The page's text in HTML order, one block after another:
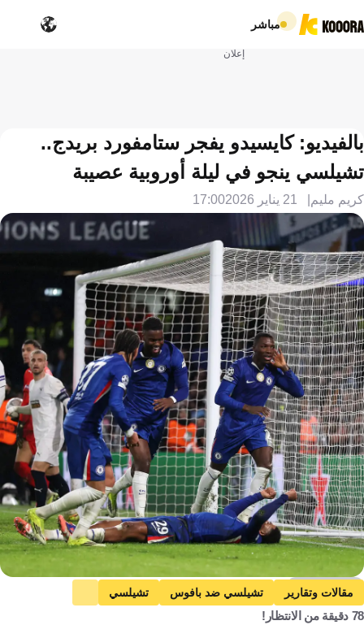
مباشر
إعلان
بالفيديو: كايسيدو يفجر ستامفورد بريدج..
تشيلسي ينجو في ليلة أوروبية عصيبة
كريم مليم 21 يناير 2026 17:00
Getty Images
مقالات وتقارير تشيلسي ضد بافوس
تشيلسي
بافوس
دوري أبطال أوروبا
78 دقيقة من الانتظار!